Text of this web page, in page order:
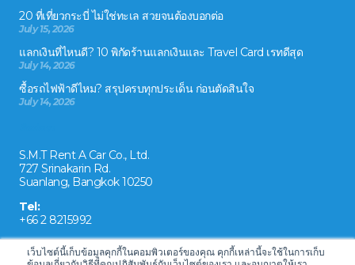
เว็บไซต์นี้เก็บข้อมูลคุกกี้ในคอมพิวเตอร์ของคุณ คุกกี้เหล่านี้จะใช้ในการเก็บ
20 ที่เที่ยวกระบี่ ไม่ใช่ทะเล สวยจนต้องบอกต่อ
July 15, 2026
แลกเงินที่ไหนดี? 10 พิกัดร้านแลกเงินและ Travel Card เรทดีสุด
July 14, 2026
ซื้อรถไฟฟ้าดีไหม? สรุปครบทุกประเด็น ก่อนตัดสินใจ
July 14, 2026
S.M.T Rent A Car Co., Ltd.
727 Srinakarin Rd.
Suanlang, Bangkok 10250
Tel:
+66 2 8215992
Email:
reservation@drivecarrental.com